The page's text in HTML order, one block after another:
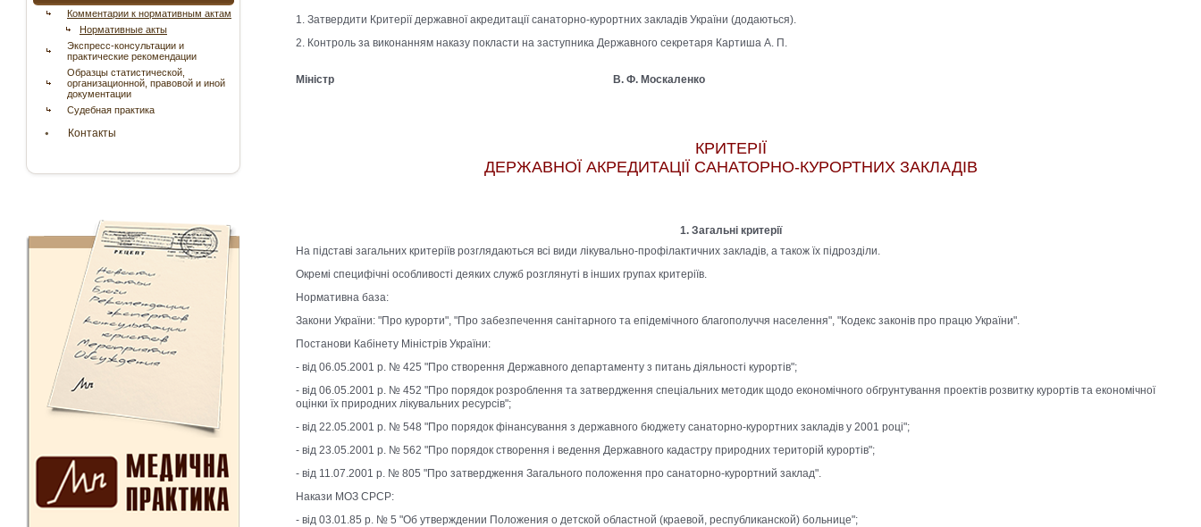
Комментарии к нормативным актам
Нормативные акты
Экспресс-консультации и
практические рекомендации
Образцы статистической,
организационной, правовой и иной
документации
Судебная практика
Контакты
1. Затвердити Критерії державної акредитації санаторно-курортних закладів України (додаються).
2. Контроль за виконанням наказу покласти на заступника Державного секретаря Картиша А. П.
Міністр В. Ф. Москаленко
КРИТЕРІЇ
ДЕРЖАВНОЇ АКРЕДИТАЦІЇ САНАТОРНО-КУРОРТНИХ ЗАКЛАДІВ
1. Загальні критерії
На підставі загальних критеріїв розглядаються всі види лікувально-профілактичних закладів, а також їх підрозділи.
Окремі специфічні особливості деяких служб розглянуті в інших групах критеріїв.
Нормативна база:
Закони України: "Про курорти", "Про забезпечення санітарного та епідемічного благополуччя населення", "Кодекс законів про працю України".
Постанови Кабінету Міністрів України:
- від 06.05.2001 р. № 425 "Про створення Державного департаменту з питань діяльності курортів";
- від 06.05.2001 р. № 452 "Про порядок розроблення та затвердження спеціальних методик щодо економічного обгрунтування проектів розвитку курортів та економічної
оцінки їх природних лікувальних ресурсів";
- від 22.05.2001 р. № 548 "Про порядок фінансування з державного бюджету санаторно-курортних закладів у 2001 році";
- від 23.05.2001 р. № 562 "Про порядок створення і ведення Державного кадастру природних територій курортів";
- від 11.07.2001 р. № 805 "Про затвердження Загального положення про санаторно-курортний заклад".
Накази МОЗ СРСР:
- від 03.01.85 р. № 5 "Об утверждении Положения о детской областной (краевой, республиканской) больнице";